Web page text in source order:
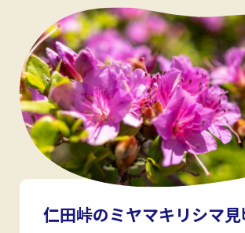
仁田峠のミヤマキリシマ見